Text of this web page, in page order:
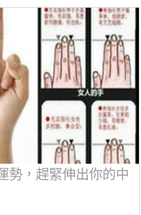
勢，趕緊伸出你的中